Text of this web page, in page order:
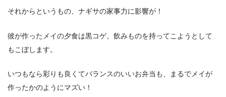
それからというもの、ナギサの家事力に影響が！
彼が作ったメイの夕食は黒コゲ。飲みものを持ってこようとして
もこぼします。
いつもなら彩りも良くてバランスのいいお弁当も、まるでメイが
作ったかのようにマズい！